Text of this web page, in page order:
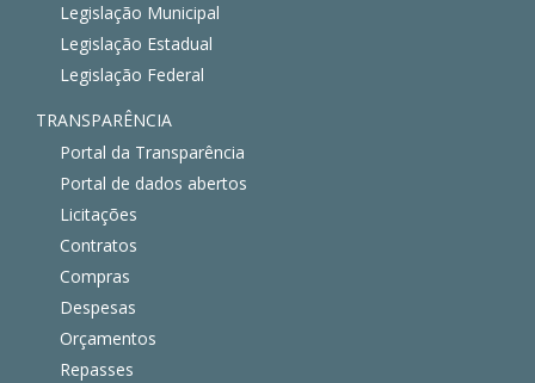
Legislação Municipal
Legislação Estadual
Legislação Federal
TRANSPARÊNCIA
Portal da Transparência
Portal de dados abertos
Licitações
Contratos
Compras
Despesas
Orçamentos
Repasses